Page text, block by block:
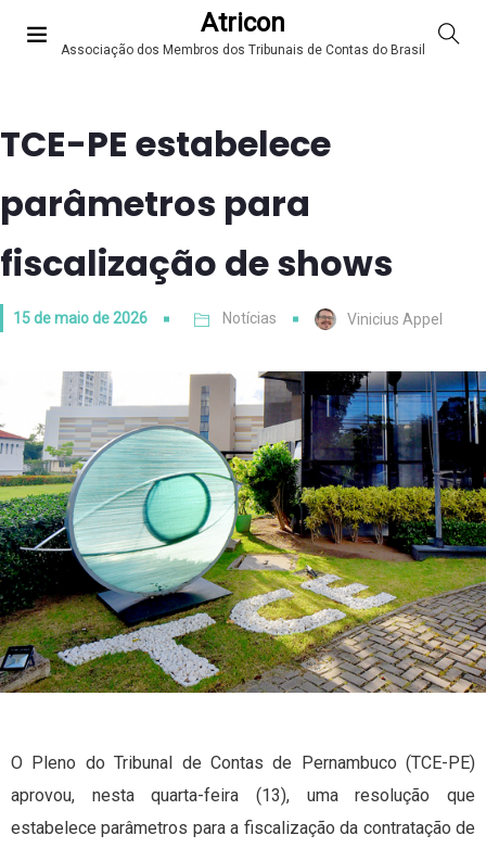
Atricon
Associação dos Membros dos Tribunais de Contas do Brasil
TCE-PE estabelece
parâmetros para
fiscalização de shows
15 de maio de 2026 Notícias Vinicius Appel
O Pleno do Tribunal de Contas de Pernambuco (TCE-PE)
aprovou, nesta quarta-feira (13), uma resolução que
estabelece parâmetros para a fiscalização da contratação de